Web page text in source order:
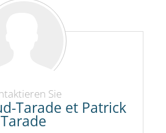
Sie
Tarade et Patrick
Tarade